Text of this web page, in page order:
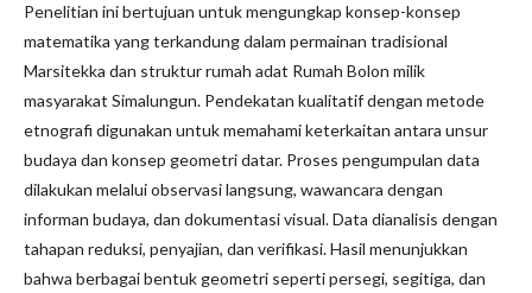
Penelitian ini bertujuan untuk mengungkap konsep-konsep
matematika yang terkandung dalam permainan tradisional
Marsitekka dan struktur rumah adat Rumah Bolon milik
masyarakat Simalungun. Pendekatan kualitatif dengan metode
etnografi digunakan untuk memahami keterkaitan antara unsur
budaya dan konsep geometri datar. Proses pengumpulan data
dilakukan melalui observasi langsung, wawancara dengan
informan budaya, dan dokumentasi visual. Data dianalisis dengan
tahapan reduksi, penyajian, dan verifikasi. Hasil menunjukkan
bahwa berbagai bentuk geometri seperti persegi, segitiga, dan